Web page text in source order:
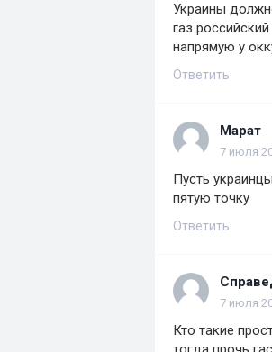
Украины
газ
напрямую у
Ответить
Марат
7 июля
Пусть
пятую точку
Ответить
7 июля
Кто такие